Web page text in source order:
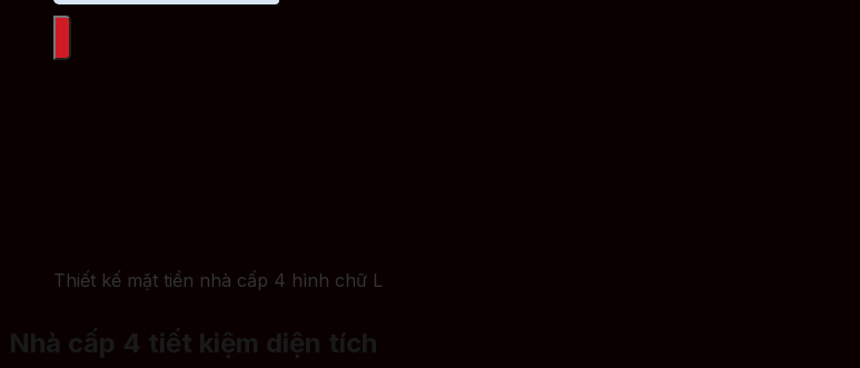
Thiết kế mặt tiền nhà cấp 4 hình chữ L
Nhà cấp 4 tiết kiệm diện tích